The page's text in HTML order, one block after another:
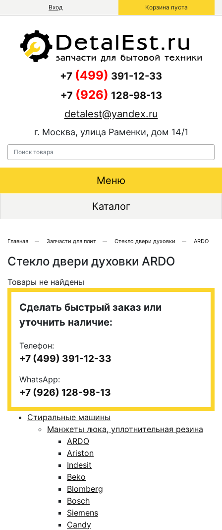
Вход Корзина пуста
+7 (499) 391-12-33
+7 (926) 128-98-13
detalest@yandex.ru
г. Москва, улица Раменки, дом 14/1
Меню
Каталог
Главная Запчасти для плит Стекло двери духовки ARDO
Стекло двери духовки ARDO
Товары не найдены
Сделать быстрый заказ или
уточнить наличие:
Телефон:
+7 (499) 391-12-33
WhatsApp:
+7 (926) 128-98-13
Стиральные машины
Манжеты люка, уплотнительная резина
ARDO
Ariston
Indesit
Beko
Blomberg
Bosch
Siemens
Candy